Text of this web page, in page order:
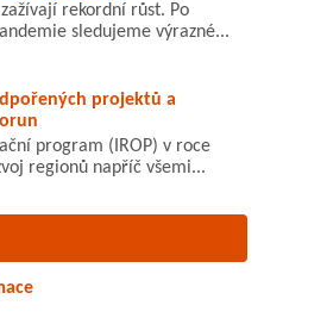
rekordní růst. Po
sledujeme výrazné...
projektů a
program (IROP) v roce
regionů napříč všemi...